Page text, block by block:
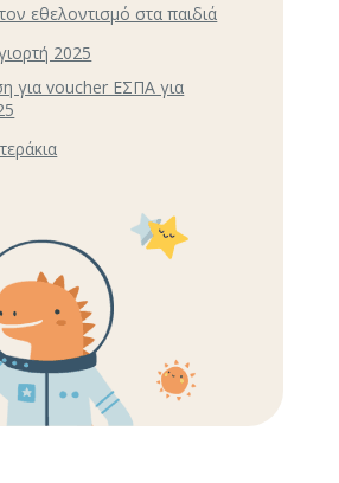
εθελοντισμό στα παιδιά
2025
για voucher ΕΣΠΑ για